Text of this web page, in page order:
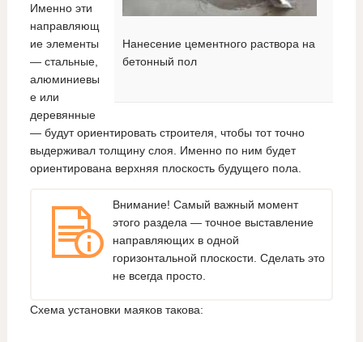
Нанесение цементного раствора на
бетонный пол
Именно эти
направляющ
ие элементы
— стальные,
алюминиевы
е или
деревянные
— будут ориентировать строителя, чтобы тот точно
выдерживал толщину слоя. Именно по ним будет
ориентирована верхняя плоскость будущего пола.
Внимание! Самый важный момент
этого раздела — точное выставление
направляющих в одной
горизонтальной плоскости. Сделать это
не всегда просто.
Схема установки маяков такова: